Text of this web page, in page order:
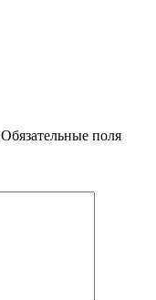
Обязательные поля